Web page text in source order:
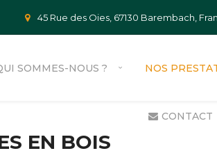
45 Rue des Oies, 67130 Barembach,
SOMMES-NOUS ? NOS
CONTACT
EN BOIS